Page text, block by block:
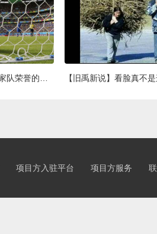
项目方入驻平台 项目方服务